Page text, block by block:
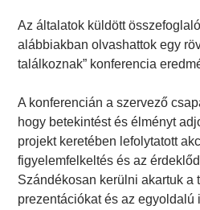
Az általatok küldött
alábbiakban olvashattok egy
találkoznak” konferencia
A konferencián a szervező
hogy betekintést és élményt
projekt keretében lefolytatott
figyelemfelkeltés és az
Szándékosan kerülni akartuk a
prezentációkat és az egyoldalú